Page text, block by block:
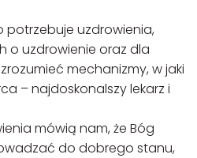
potrzebuje uzdrowienia,
o uzdrowienie oraz dla
mechanizmy, w jaki
– najdoskonalszy lekarz i
mówią nam, że Bóg
do dobrego stanu,